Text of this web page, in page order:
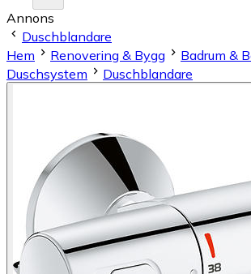
Annons
Duschblandare
Hem
Renovering & Bygg
Badrum &
Duschsystem
Duschblandare